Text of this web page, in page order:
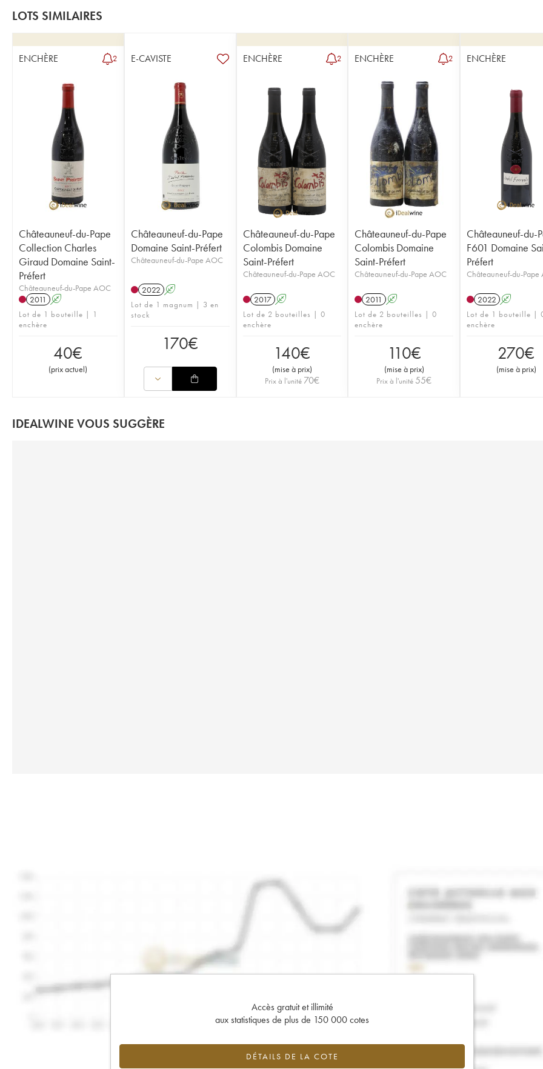
LOTS SIMILAIRES
ENCHÈRE 2
Châteauneuf-du-Pape
Collection Charles
Giraud Domaine Saint-
Préfert
Châteauneuf-du-Pape AOC
2011
A
Lot de 1 bouteille | 1
enchère
40€
(prix actuel)
E-CAVISTE
Châteauneuf-du-Pape
Domaine Saint-Préfert
Châteauneuf-du-Pape AOC
2022 A
Lot de 1 magnum | 3 en
stock
170€
ENCHÈRE 2
Châteauneuf-du-Pape
Colombis Domaine
Saint-Préfert
Châteauneuf-du-Pape AOC
2017 A
Lot de 2 bouteilles | 0
enchère
140€
(mise à prix)
Prix à l'unité 70€
ENCHÈRE 2
Châteauneuf-du-Pape
Colombis Domaine
Saint-Préfert
Châteauneuf-du-Pape AOC
2011 A
Lot de 2 bouteilles | 0
enchère
110€
(mise à prix)
Prix à l'unité 55€
ENCHÈRE
Châteauneuf-du-
F601 Domaine
Préfert
Châteauneuf-du-Pape
2022 A
Lot de 1 bouteille |
enchère
270€
(mise à prix)
IDEALWINE VOUS SUGGÈRE
Accès gratuit et illimité
aux statistiques de plus de 150 000 cotes
DÉTAILS DE LA COTE